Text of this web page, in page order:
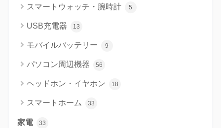
スマートウォッチ・腕時計 5
USB充電器 13
モバイルバッテリー 9
パソコン周辺機器 56
ヘッドホン・イヤホン 18
スマートホーム 33
家電 33